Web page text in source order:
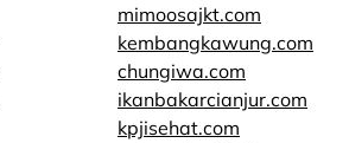
mimoosajkt.com
kembangkawung.com
chungiwa.com
ikanbakarcianjur.com
kpjisehat.com